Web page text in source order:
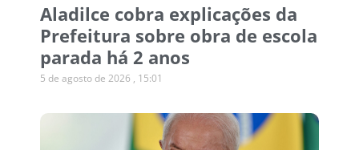
Aladilce cobra explicações da
Prefeitura sobre obra de escola
parada há 2 anos
5 de agosto de 2026 15:01